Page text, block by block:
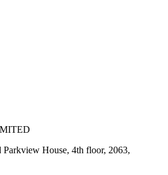
House, 4th floor, 2063,